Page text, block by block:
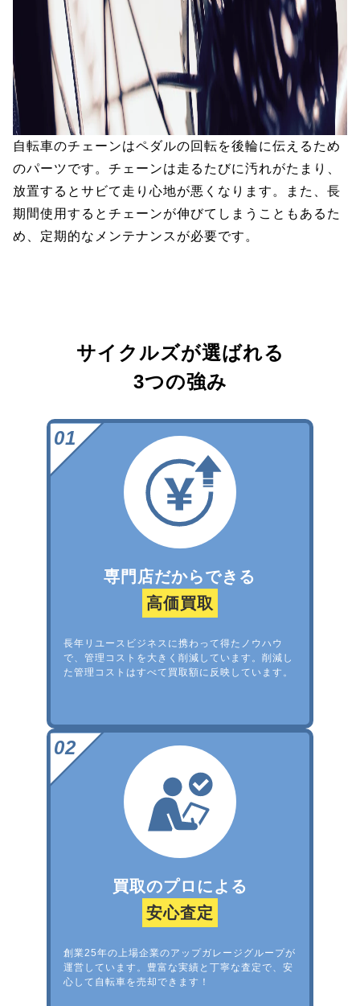
自転車のチェーンはペダルの回転を後輪に伝えるため
のパーツです。チェーンは走るたびに汚れがたまり、
放置するとサビて走り心地が悪くなります。また、長
期間使用するとチェーンが伸びてしまうこともあるた
め、定期的なメンテナンスが必要です。
サイクルズが選ばれる
3つの強み
専門店だからできる
高価買取
長年リユースビジネスに携わって得たノウハウ
で、管理コストを大きく削減しています。削減し
た管理コストはすべて買取額に反映しています。
買取のプロによる
安心査定
創業25年の上場企業のアップガレージグループが
運営しています。豊富な実績と丁寧な査定で、安
心して自転車を売却できます！